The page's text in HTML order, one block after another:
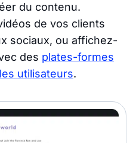
du contenu.
de vos clients
sociaux, ou affichez-
des plates-formes
utilisateurs.